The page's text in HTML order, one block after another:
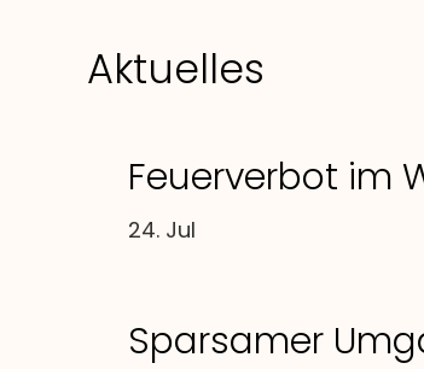
Aktuelles
Feuerverbot im
24. Jul
Sparsamer